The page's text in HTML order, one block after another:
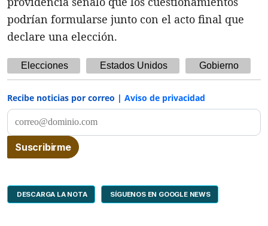
podrían formularse junto con el acto final que
declare una elección.
Elecciones Estados Unidos Gobierno
Recibe noticias por correo | Aviso de privacidad
DESCARGA LA NOTA SÍGUENOS EN GOOGLE NEWS